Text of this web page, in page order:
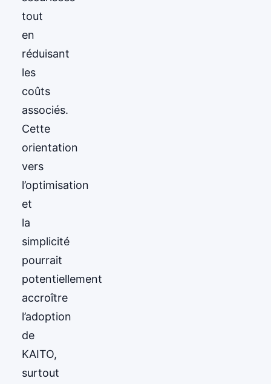
tout
en
réduisant
les
coûts
associés.
Cette
orientation
vers
l’optimisation
et
la
simplicité
pourrait
potentiellement
accroître
l’adoption
de
KAITO,
surtout